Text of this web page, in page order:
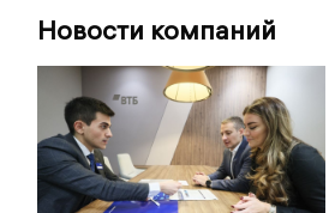
Новости компаний